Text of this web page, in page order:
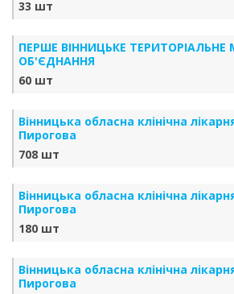
33 шт
ПЕРШЕ ВІННИЦЬКЕ ТЕРИТОРІАЛЬНЕ
ОБ'ЄДНАННЯ
60 шт
Вінницька обласна клінічна
Пирогова
708 шт
Вінницька обласна клінічна
Пирогова
180 шт
Вінницька обласна клінічна
Пирогова